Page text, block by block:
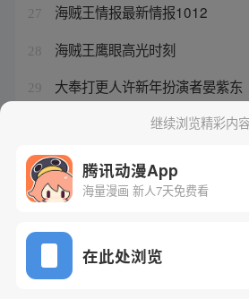
27 海贼王情报最新情报1012
28 海贼王鹰眼高光时刻
29 大奉打更人许新年扮演者晏紫东
大奉打更人许玲月是谁扮演的
继续浏览精彩内
腾讯动漫App
海量漫画 新人7天免费看
在此处浏览
网站备案/许可证号：粤B2-
Copyright©1998 - 2026 Tencent. All